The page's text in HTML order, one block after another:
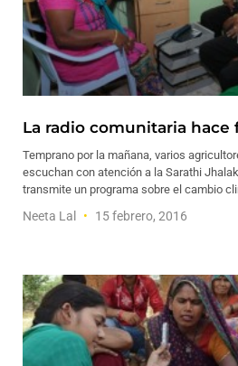
La radio comunitaria hace
Temprano por la mañana, varios
escuchan con atención a la Sarathi
transmite un programa sobre el cambio
Neeta Lal 15 febrero, 2016